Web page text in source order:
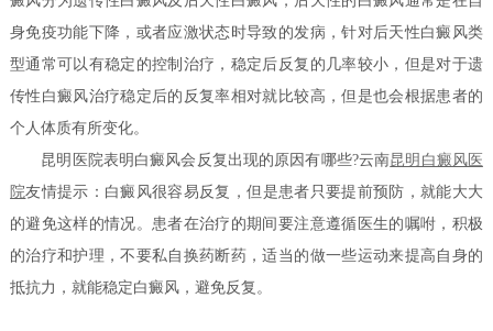
身免疫功能下降，或者应激状态时导致的发病，针对后天性白癜风类
型通常可以有稳定的控制治疗，稳定后反复的几率较小，但是对于遗
传性白癜风治疗稳定后的反复率相对就比较高，但是也会根据患者的
个人体质有所变化。
昆明医院表明白癜风会反复出现的原因有哪些?云南昆明白癜风医
院友情提示：白癜风很容易反复，但是患者只要提前预防，就能大大
的避免这样的情况。患者在治疗的期间要注意遵循医生的嘱咐，积极
的治疗和护理，不要私自换药断药，适当的做一些运动来提高自身的
抵抗力，就能稳定白癜风，避免反复。